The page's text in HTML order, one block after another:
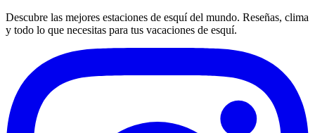
Descubre las mejores estaciones de esquí del mundo. Reseñas, clima
y todo lo que necesitas para tus vacaciones de esquí.